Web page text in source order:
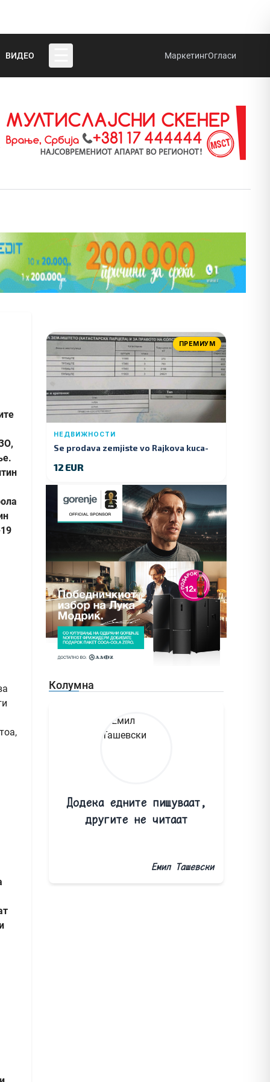
ВИДЕО МаркетингОгласи
ПРЕМИУМ
НЕДВИЖНОСТИ
Se prodava zemjiste vo Rajkova kuca-
12 EUR
Колумна
Додека едните пишуваат,
другите не читаат
Емил Ташевски